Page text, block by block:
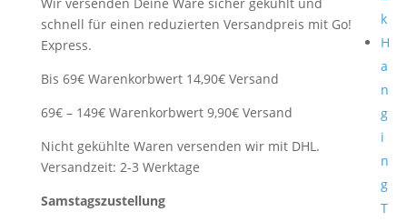
k
H
a
n
g
i
n
g
T
schnell für einen reduzierten Versandpreis mit Go!
Express.
Bis 69€ Warenkorbwert 14,90€ Versand
69€ – 149€ Warenkorbwert 9,90€ Versand
Nicht gekühlte Waren versenden wir mit DHL.
Versandzeit: 2-3 Werktage
Samstagszustellung